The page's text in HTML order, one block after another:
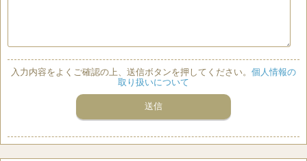
入力内容をよくご確認の上、送信ボタンを押してください。 個人情報の
取り扱いについて